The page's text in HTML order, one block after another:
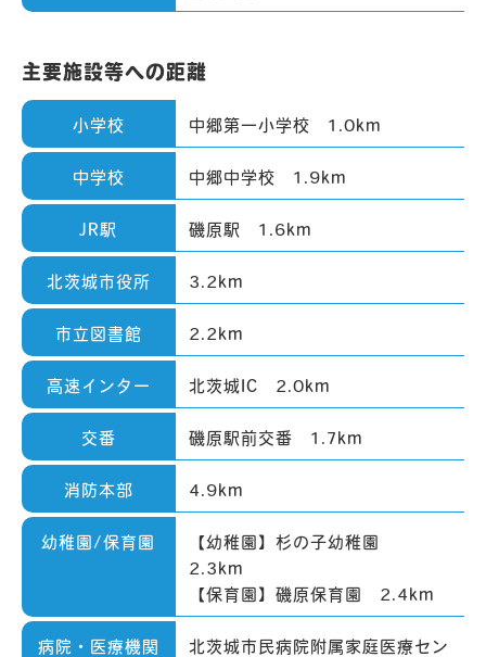
主要施設等への距離
小学校 中郷第一小学校 1.0km
中学校 中郷中学校 1.9km
JR駅 磯原駅 1.6km
北茨城市役所 3.2km
市立図書館 2.2km
高速インター 北茨城IC 2.0km
交番 磯原駅前交番 1.7km
消防本部 4.9km
幼稚園/保育園
【幼稚園】杉の子幼稚園
2.3km
【保育園】磯原保育園 2.4km
病院・医療機関
北茨城市民病院附属家庭医療セン